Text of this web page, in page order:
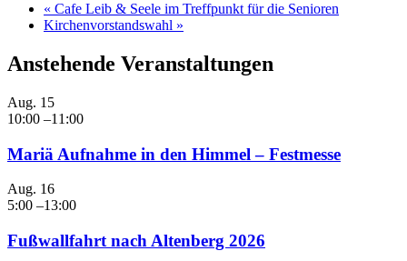
« Cafe Leib & Seele im Treffpunkt für die Senioren
Kirchenvorstandswahl »
Anstehende Veranstaltungen
Aug. 15
10:00 –11:00
Mariä Aufnahme in den Himmel – Festmesse
Aug. 16
5:00 –13:00
Fußwallfahrt nach Altenberg 2026